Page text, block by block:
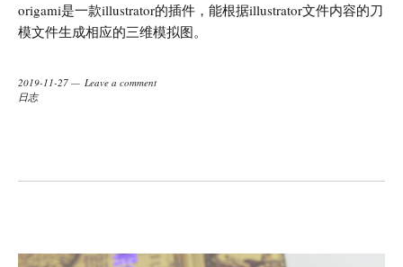
origami是一款illustrator的插件，能根据illustrator文件内容的刀
模文件生成相应的三维模拟图。
2019-11-27
Leave a comment
日志